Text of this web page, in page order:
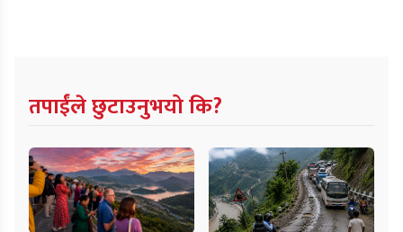
तपाईंले छुटाउनुभयो कि?